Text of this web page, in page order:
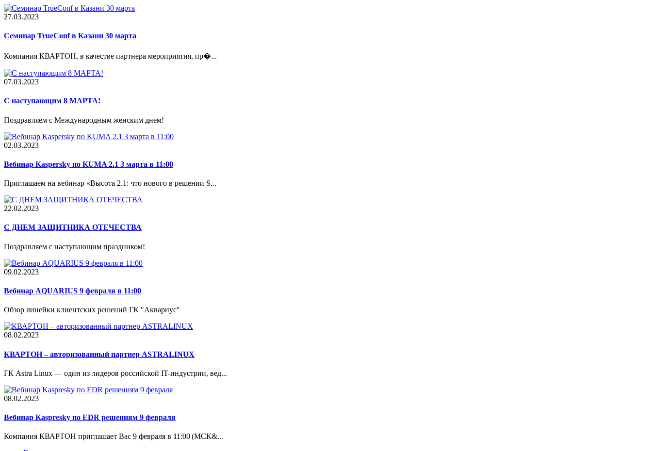
27.03.2023
Семинар TrueConf в Казани 30 марта
Компания КВАРТОН, в качестве партнера мероприятия, пр�...
07.03.2023
С наступающим 8 МАРТА!
Поздравляем с Международным женским днем!
02.03.2023
Вебинар Kaspersky по KUMA 2.1 3 марта в 11:00
Приглашаем на вебинар «Высота 2.1: что нового в решении S...
22.02.2023
С ДНЕМ ЗАЩИТНИКА ОТЕЧЕСТВА
Поздравляем с наступающим праздником!
09.02.2023
Вебинар AQUARIUS 9 февраля в 11:00
Обзор линейки клиентских решений ГК "Аквариус"
08.02.2023
КВАРТОН – авторизованный партнер ASTRALINUX
ГК Astra Linux — один из лидеров российской IT-индустрии, вед...
08.02.2023
Вебинар Kaspresky по EDR решениям 9 февраля
Компания КВАРТОН приглашает Вас 9 февраля в 11:00 (МСК&...